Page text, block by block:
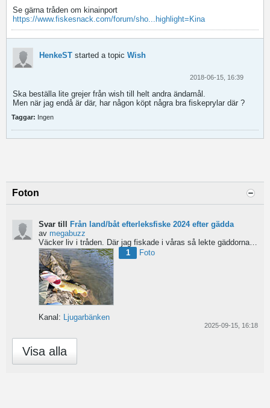
Se gärna tråden om kinainport
https://www.fiskesnack.com/forum/sho...highlight=Kina
HenkeST started a topic Wish
2018-06-15, 16:39
Ska beställa lite grejer från wish till helt andra ändamål.
Men när jag endå är där, har någon köpt några bra fiskeprylar där ?
Taggar: Ingen
Foton
Svar till
Från land/båt efterleksfiske 2024 efter gädda
av megabuzz
Väcker liv i tråden. Där jag fiskade i våras så lekte gäddorna från början av mars hela vägen in i juni...
1
Foto
Kanal: Ljugarbänken
2025-09-15, 16:18
Visa alla